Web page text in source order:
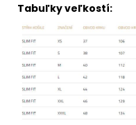
Tabuľky veľkostí: